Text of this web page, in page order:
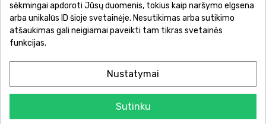
sėkmingai apdoroti Jūsų duomenis, tokius kaip naršymo elgsena
arba unikalūs ID šioje svetainėje. Nesutikimas arba sutikimo
atšaukimas gali neigiamai paveikti tam tikras svetainės
funkcijas.
Nustatymai
Sutinku